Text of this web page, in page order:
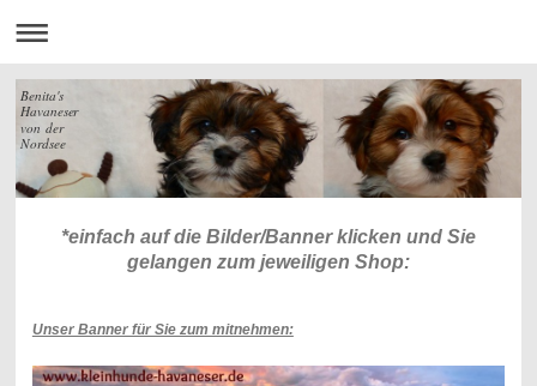
Benita's
Havaneser
von der
Nordsee
*einfach auf die Bilder/Bannerklicken und Sie
gelangen zum jeweiligen Shop:
Unser Banner für Sie zum mitnehmen: